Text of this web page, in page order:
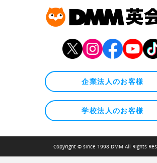
企業法人のお客様
学校法人のお客様
Copyright © since 1998 DMM All Rights